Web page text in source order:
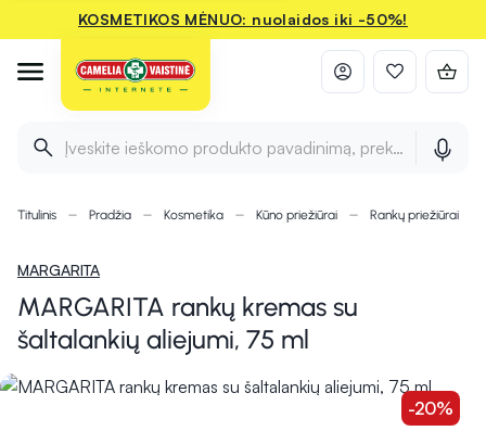
KOSMETIKOS MĖNUO: nuolaidos iki -50%!
Įveskite ieškomo produkto pavadinimą, prekės ženklą ir
Titulinis Pradžia Kosmetika Kūno priežiūrai Rankų priežiūrai
MARGARITA
MARGARITA rankų kremas su
šaltalankių aliejumi, 75 ml
-20%